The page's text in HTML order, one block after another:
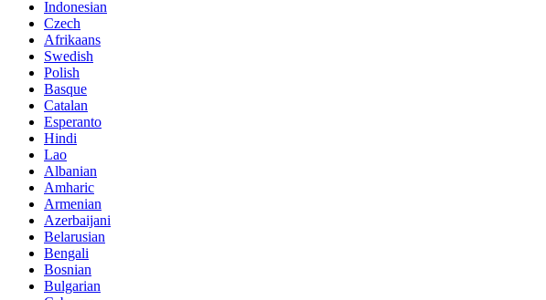
Indonesian
Czech
Afrikaans
Swedish
Polish
Basque
Catalan
Esperanto
Hindi
Lao
Albanian
Amharic
Armenian
Azerbaijani
Belarusian
Bengali
Bosnian
Bulgarian